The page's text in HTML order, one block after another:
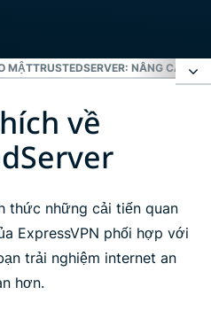
MẬTTRUSTEDSERVER: NÂNG CAO
tính ổn định và bảo mật
tiêu chuẩn bảo mật
về
thức những cải tiến quan
ExpressVPN phối hợp với
trải nghiệm internet an
hơn.